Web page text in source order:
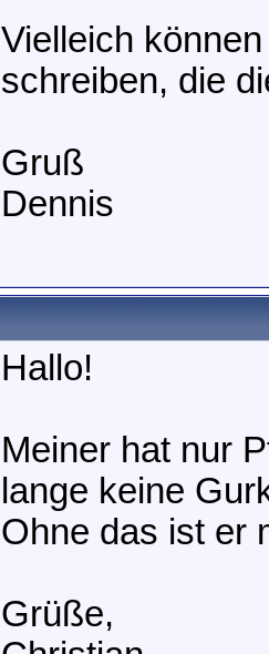
Vielleich
schreiben, die
Gruß
Dennis
Hallo!
Meiner hat nur
lange keine
Ohne das ist er
Grüße,